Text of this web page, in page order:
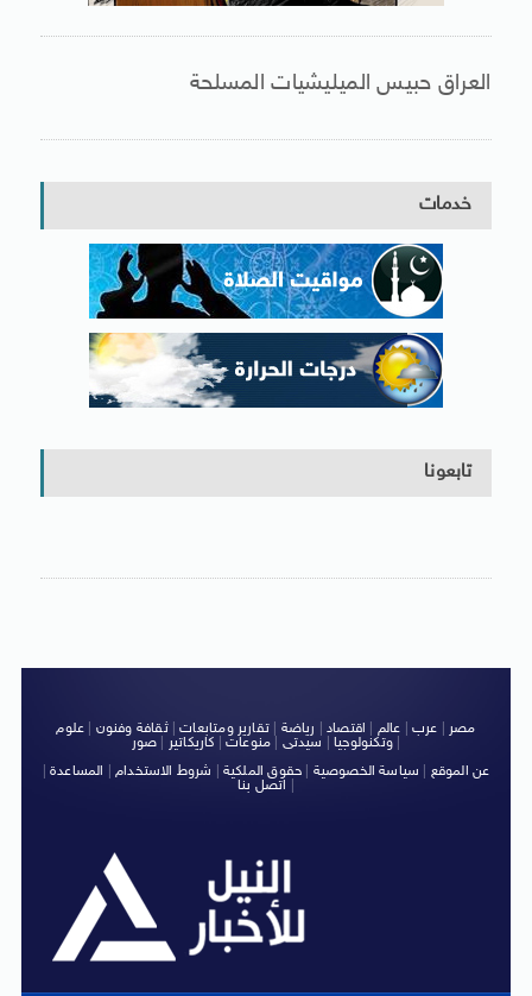
العراق حبيس الميليشيات المسلحة
خدمات
تابعونا
مصر عرب عالم اقتصاد رياضة |تقارير ومتابعات|ثقافة وفنون
علوم
وتكنولوجيا| سيدتى منوعات كاريكاتير صور
|
عن الموقع
سياسة الخصوصية حقوق الملكية شروط الاستخدام| المساعدة|
اتصل بنا